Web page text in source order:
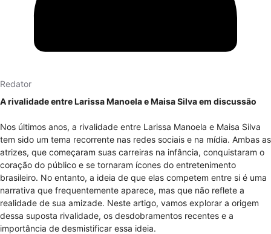
Redator
A rivalidade entre Larissa Manoela e Maisa Silva em discussão
Nos últimos anos, a rivalidade entre Larissa Manoela e Maisa Silva
tem sido um tema recorrente nas redes sociais e na mídia. Ambas as
atrizes, que começaram suas carreiras na infância, conquistaram o
coração do público e se tornaram ícones do entretenimento
brasileiro. No entanto, a ideia de que elas competem entre si é uma
narrativa que frequentemente aparece, mas que não reflete a
realidade de sua amizade. Neste artigo, vamos explorar a origem
dessa suposta rivalidade, os desdobramentos recentes e a
importância de desmistificar essa ideia.